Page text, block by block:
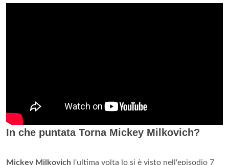
In che puntata Torna Mickey Milkovich?
Mickey Milkovich l'ultima volta lo si è visto nell'episodio 7